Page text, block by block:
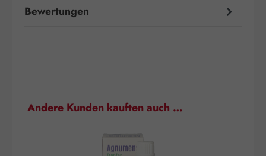
Bewertungen
Produktgalerie überspringen
Andere Kunden kauften auch …